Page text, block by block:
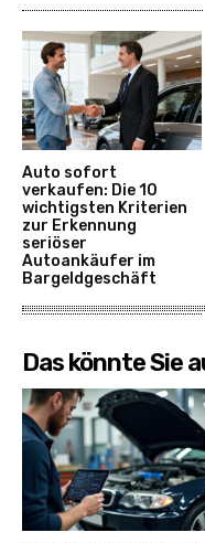
Auto sofort
verkaufen: Die 10
wichtigsten Kriterien
zur Erkennung
seriöser
Autoankäufer im
Bargeldgeschäft
Das könnte Sie